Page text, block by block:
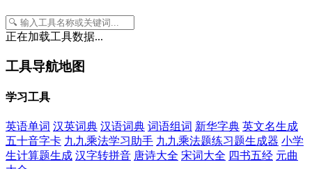
正在加载工具数据...
工具导航地图
学习工具
英语单词 汉英词典 汉语词典 词语组词 新华字典 英文名生成
五十音字卡 九九乘法学习助手 九九乘法题练习题生成器 小学
生计算题生成 汉字转拼音 唐诗大全 宋词大全 四书五经 元曲